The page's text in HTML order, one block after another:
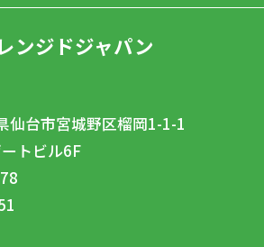
ンジドジャパン
仙台市宮城野区榴岡1-1-1
トビル6F